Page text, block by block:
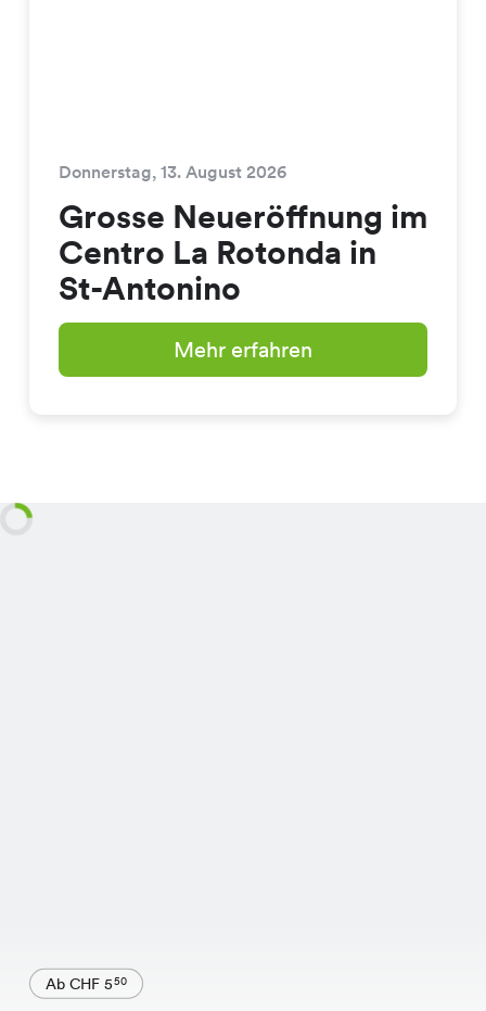
Donnerstag, 13. August 2026
Grosse Neueröffnung im
Centro La Rotonda in
St-Antonino
Mehr erfahren
Ab CHF 550